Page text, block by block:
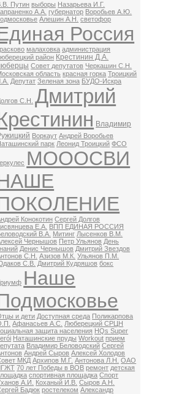
Путин выборы Назарьева И.Г.
А.А. губернатор Воробьев А.Ю.
Алешин А.Н. светофор
Россия
малаховка администрация
район Крестинин Д.А.
Совет депутатов Черкашин С.Н.
область красная горка Троицкий
Депутат Зеленая зона БУДО-Искра
С.Н.
Дмитрий
Владимир
Воркаут Андрей Воробьев
парк Леонид Троицкий ФСО
МОООСВИ
Конокотин Сергей Долгов
Е.А. ВПП ЕДИНАЯ РОССИЯ
В.А. Митинг Лысенков В.М.
Чернышов Петр Ульянов День
Денис Чернышов Дмитрий Звездов
С.Н.
Азизов М.К. Ульянов П.М.
С.В. Дмитрий Кудряшов бокс
Наше
и дети Доступная среда Поликарпова
Афанасьев А.С. Люберецкий СРЦН
защита населения HQs Super
Наташинские пруды Workout прием
Владимир Беловодский Сергей
Андрей Сыров Алексей Холодов
МКД Архипов М.Г. Антонова Л.Н.
ОАО
70 лет Победы в ВОВ ремонт детская
спортивная площадка Спорт
А.И.
Коханый И.В. Сыров А.Н.
Бадюк ростелеком Александр